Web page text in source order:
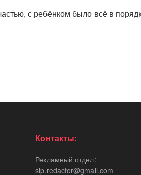
с ребёнком было всё в
Контакты:
Рекламный отдел:
sip.redactor@gmail.com